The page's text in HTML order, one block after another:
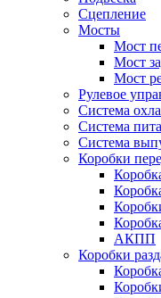
Сцепление
Мосты
Мост
Мост
Мост
Рулевое
Система
Система
Система
Коробки
АКПП
Коробки